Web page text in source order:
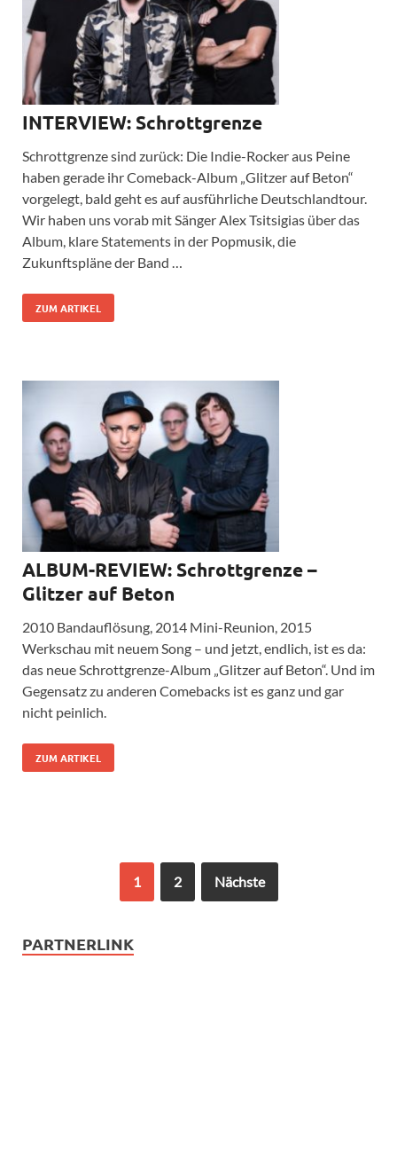
INTERVIEW: Schrottgrenze
Schrottgrenze sind zurück: Die Indie-Rocker aus Peine
haben gerade ihr Comeback-Album „Glitzer auf Beton“
vorgelegt, bald geht es auf ausführliche Deutschlandtour.
Wir haben uns vorab mit Sänger Alex Tsitsigias über das
Album, klare Statements in der Popmusik, die
Zukunftspläne der Band …
ZUM ARTIKEL
ALBUM-REVIEW: Schrottgrenze –
Glitzer auf Beton
2010 Bandauflösung, 2014 Mini-Reunion, 2015
Werkschau mit neuem Song – und jetzt, endlich, ist es da:
das neue Schrottgrenze-Album „Glitzer auf Beton“. Und im
Gegensatz zu anderen Comebacks ist es ganz und gar
nicht peinlich.
ZUM ARTIKEL
1 2 Nächste
PARTNERLINK